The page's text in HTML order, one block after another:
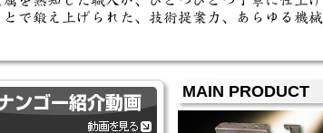
MAIN PRODUCT